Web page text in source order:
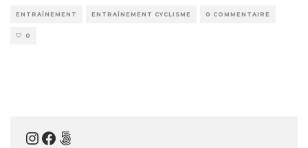
ENTRAÎNEMENT ENTRAÎNEMENT CYCLISME 0 COMMENTAIRE
0
Instagram
Facebook
500px